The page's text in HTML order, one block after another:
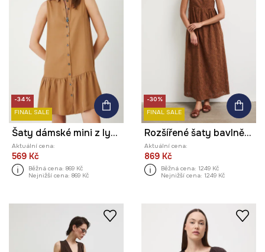
-34%
FINAL SALE
Šaty dámské mini z lyocellu
Aktuální cena:
569 Kč
Běžná cena: 869 Kč
Nejnižší cena: 869 Kč
-30%
FINAL SALE
Rozšířené šaty bavlněné s výšivkou
Aktuální cena:
869 Kč
Běžná cena: 1249 Kč
Nejnižší cena: 1249 Kč